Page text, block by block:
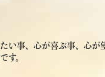
い事、心が喜ぶ事、心
す。